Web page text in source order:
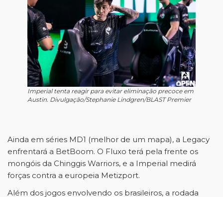
Imperial tenta reagir para evitar eliminação precoce em
Austin. Divulgação/Stephanie Lindgren/BLAST Premier
Ainda em séries MD1 (melhor de um mapa), a Legacy
enfrentará a BetBoom. O Fluxo terá pela frente os
mongóis da Chinggis Warriors, e a Imperial medirá
forças contra a europeia Metizport.
Além dos jogos envolvendo os brasileiros, a rodada